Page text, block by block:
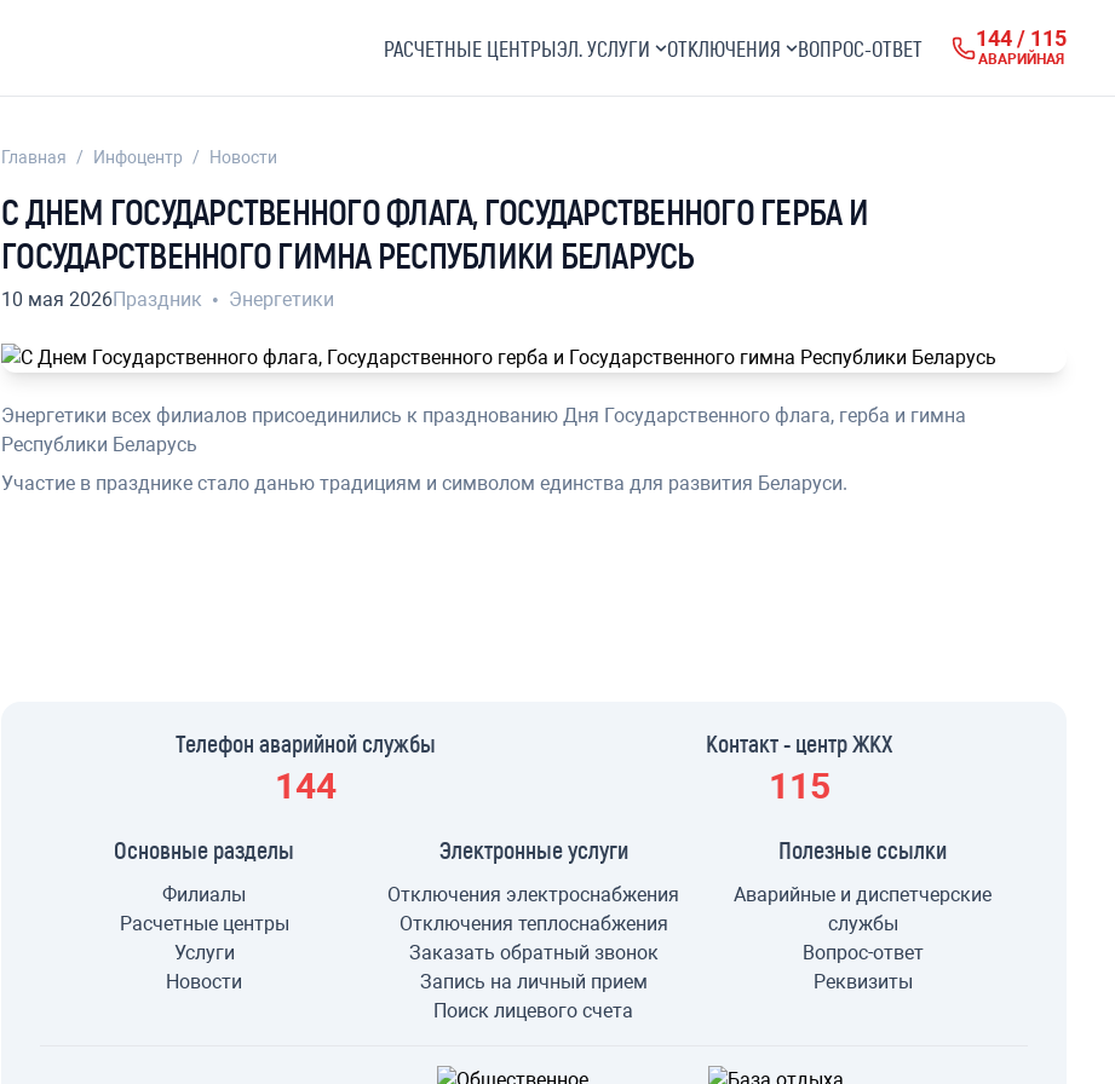
РАСЧЕТНЫЕ ЦЕНТРЫЭЛ. УСЛУГИ ОТКЛЮЧЕНИЯ ВОПРОС-ОТВЕТ 144 / 115
АВАРИЙНАЯ
Главная / Инфоцентр / Новости
С ДНЕМ ГОСУДАРСТВЕННОГО ФЛАГА, ГОСУДАРСТВЕННОГО ГЕРБА И
ГОСУДАРСТВЕННОГО ГИМНА РЕСПУБЛИКИ БЕЛАРУСЬ
10 мая 2026Праздник • Энергетики
Энергетики всех филиалов присоединились к празднованию Дня Государственного флага, герба и гимна
Республики Беларусь
Участие в празднике стало данью традициям и символом единства для развития Беларуси.
Телефон аварийной службы
144
Контакт - центр ЖКХ
115
Основные разделы
Филиалы
Расчетные центры
Услуги
Новости
Электронные услуги
Отключения электроснабжения
Отключения теплоснабжения
Заказать обратный звонок
Запись на личный прием
Поиск лицевого счета
Полезные ссылки
Аварийные и диспетчерские
службы
Вопрос-ответ
Реквизиты